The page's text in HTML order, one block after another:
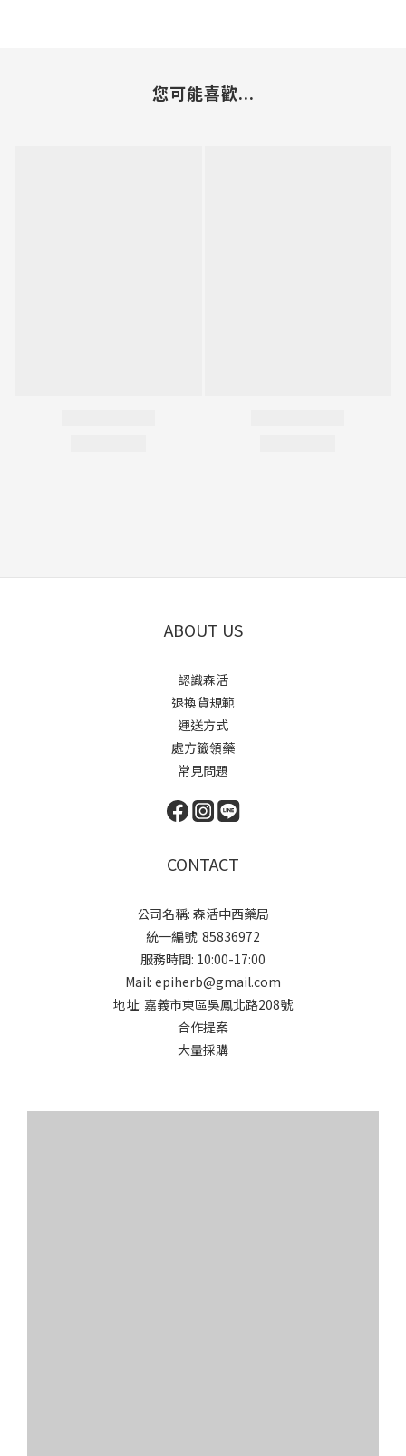
您可能喜歡...
ABOUT US
認識森活
退換貨規範
運送方式
處方籤領藥
常見問題
CONTACT
公司名稱: 森活中西藥局
統一編號: 85836972
服務時間: 10:00-17:00
Mail: epiherb@gmail.com
地址: 嘉義市東區吳鳳北路208號
合作提案
大量採購